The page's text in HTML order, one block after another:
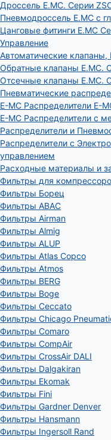
Дроссель E.MC. Серии
Пневмодроссель E.MC с
Цанговые фитинги E.MC
Управление
Автоматические
Обратные клапаны E.MC.
Отсечные клапаны E.MC.
Пневматические
E-MC Распределители E-
E-MC Распределители с
Распределители и
Распределители с
управлением
Расходные материалы и
Фильтры для
Фильтры Борец
Фильтры ABAC
Фильтры Airman
Фильтры Almig
Фильтры ALUP
Фильтры Atlas Copco
Фильтры Atmos
Фильтры BERG
Фильтры Boge
Фильтры Ceccato
Фильтры Chicago
Фильтры Comaro
Фильтры CompAir
Фильтры CrossAir DALI
Фильтры Dalgakiran
Фильтры Ekomak
Фильтры Fini
Фильтры Gardner Denver
Фильтры Hansmann
Фильтры Ingersoll Rand